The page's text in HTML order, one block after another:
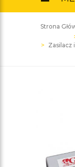
Strona
Zasilacz